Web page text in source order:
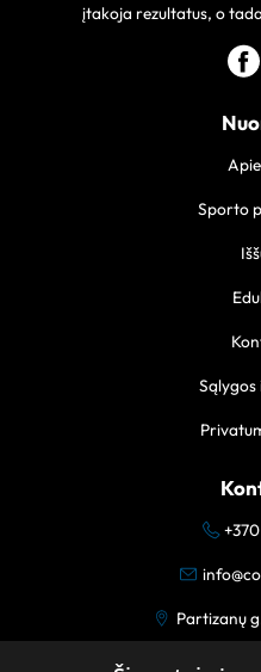
įtakoja rezultatus, o
Sporto
Sąlygos
Partizanų